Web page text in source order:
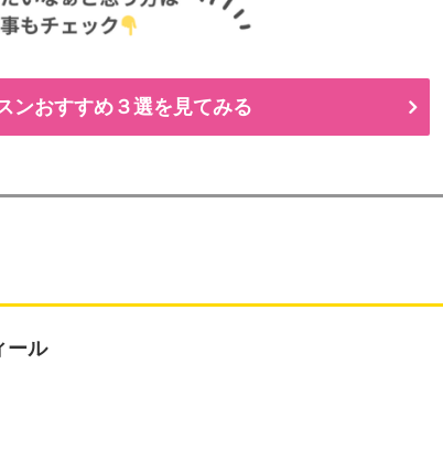
ンおすすめ３選を見てみる
ール